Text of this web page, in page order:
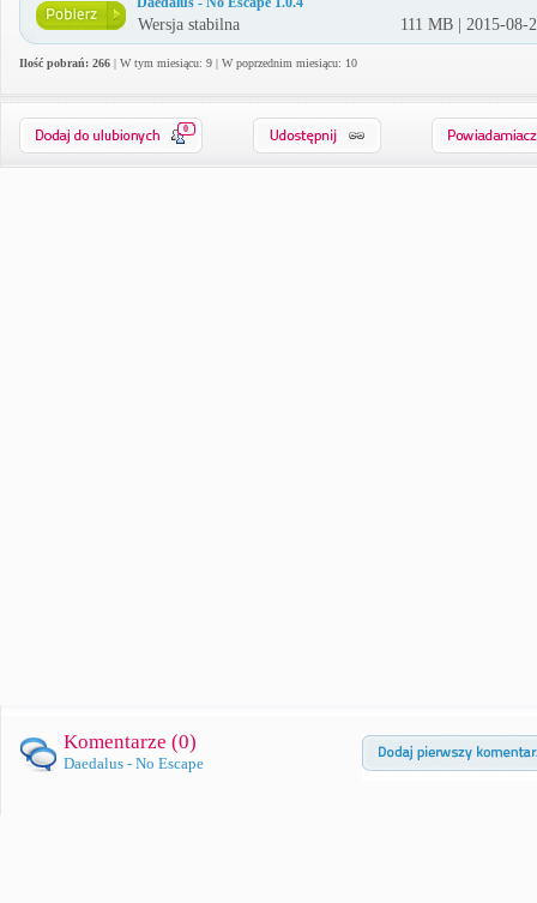
Wersja stabilna 111 MB | 2015-08-
Ilość pobrań: 266 | W tym miesiącu: 9 | W poprzednim miesiącu: 10
0
Komentarze (0)
Daedalus - No Escape